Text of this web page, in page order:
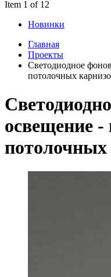
Item 1 of 12
Новинки
Главная
Проекты
Светодиодное
потолочных
освещение -
потолочных